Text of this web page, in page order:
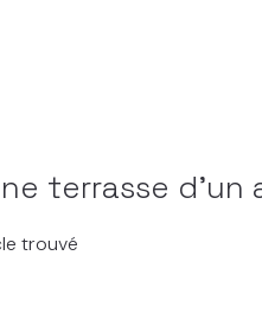
terrasse d'un
trouvé